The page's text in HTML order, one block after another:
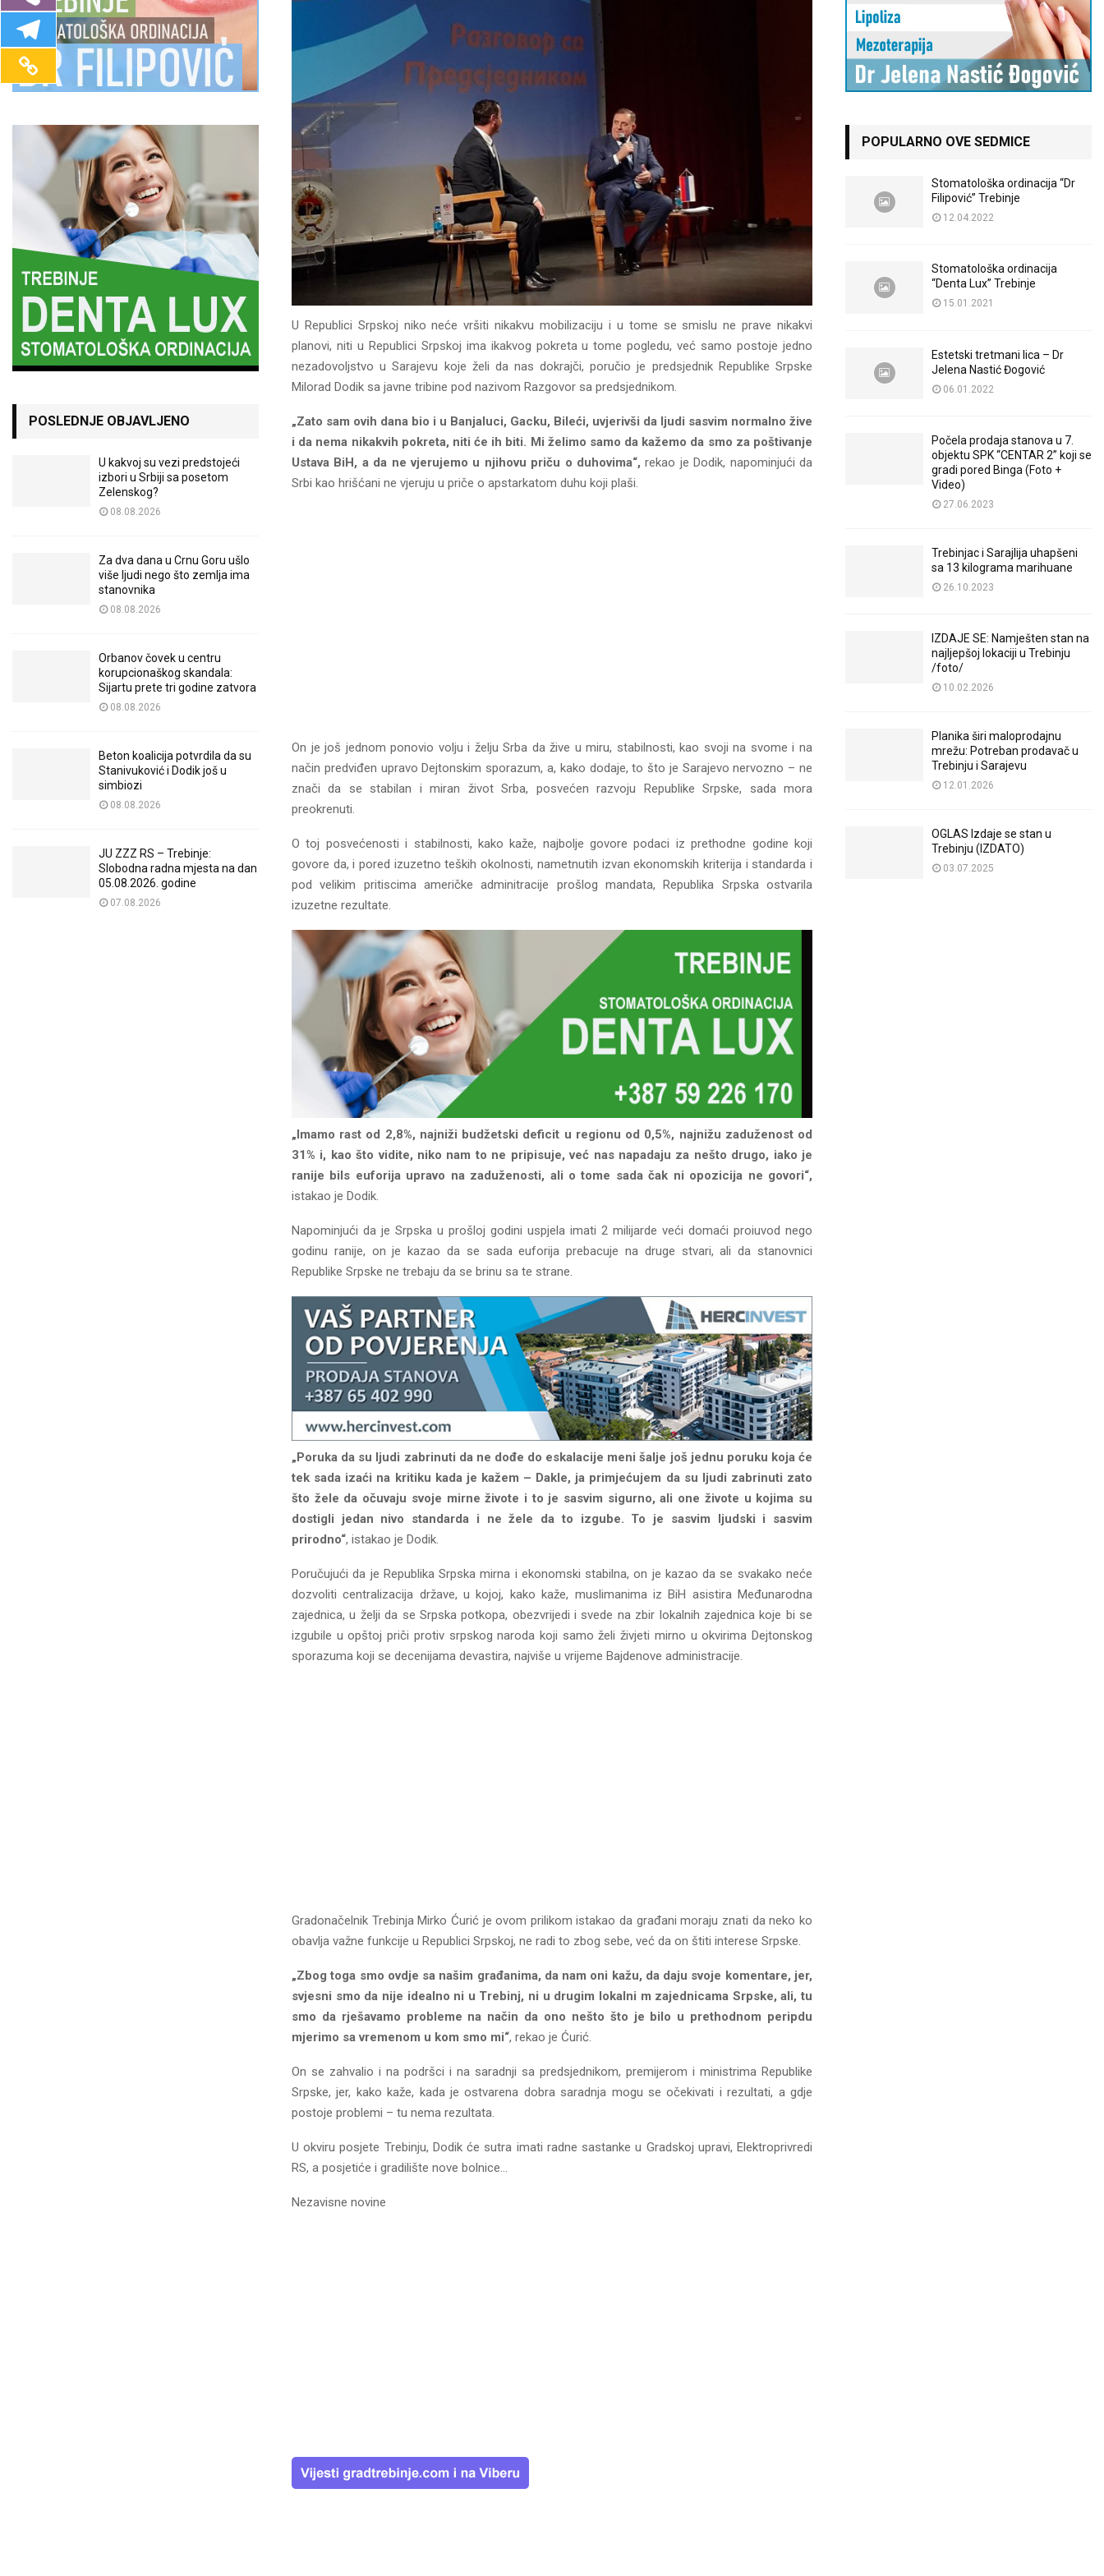
U Republici Srpskoj niko neće vršiti nikakvu mobilizaciju i u tome se smislu ne prave nikakvi
planovi, niti u Republici Srpskoj ima ikakvog pokreta u tome pogledu, već samo postoje jedno
nezadovoljstvo u Sarajevu koje želi da nas dokrajči, poručio je predsjednik Republike Srpske
Milorad Dodik sa javne tribine pod nazivom Razgovor sa predsjednikom.
„Zato sam ovih dana bio i u Banjaluci, Gacku, Bileći, uvjerivši da ljudi sasvim normalno žive
i da nema nikakvih pokreta, niti će ih biti. Mi želimo samo da kažemo da smo za poštivanje
Ustava BiH, a da ne vjerujemo u njihovu priču o duhovima“, rekao je Dodik, napominjući da
Srbi kao hrišćani ne vjeruju u priče o apstarkatom duhu koji plaši.
On je još jednom ponovio volju i želju Srba da žive u miru, stabilnosti, kao svoji na svome i na
način predviđen upravo Dejtonskim sporazum, a, kako dodaje, to što je Sarajevo nervozno – ne
znači da se stabilan i miran život Srba, posvećen razvoju Republike Srpske, sada mora
preokrenuti.
O toj posvećenosti i stabilnosti, kako kaže, najbolje govore podaci iz prethodne godine koji
govore da, i pored izuzetno teških okolnosti, nametnutih izvan ekonomskih kriterija i standarda i
pod velikim pritiscima američke adminitracije prošlog mandata, Republika Srpska ostvarila
izuzetne rezultate.
„Imamo rast od 2,8%, najniži budžetski deficit u regionu od 0,5%, najnižu zaduženost od
31% i, kao što vidite, niko nam to ne pripisuje, već nas napadaju za nešto drugo, iako je
ranije bils euforija upravo na zaduženosti, ali o tome sada čak ni opozicija ne govori“,
istakao je Dodik.
Napominjući da je Srpska u prošloj godini uspjela imati 2 milijarde veći domaći proiuvod nego
godinu ranije, on je kazao da se sada euforija prebacuje na druge stvari, ali da stanovnici
Republike Srpske ne trebaju da se brinu sa te strane.
„Poruka da su ljudi zabrinuti da ne dođe do eskalacije meni šalje još jednu poruku koja će
tek sada izaći na kritiku kada je kažem – Dakle, ja primjećujem da su ljudi zabrinuti zato
što žele da očuvaju svoje mirne živote i to je sasvim sigurno, ali one živote u kojima su
dostigli jedan nivo standarda i ne žele da to izgube. To je sasvim ljudski i sasvim
prirodno“, istakao je Dodik.
Poručujući da je Republika Srpska mirna i ekonomski stabilna, on je kazao da se svakako neće
dozvoliti centralizacija države, u kojoj, kako kaže, muslimanima iz BiH asistira Međunarodna
zajednica, u želji da se Srpska potkopa, obezvrijedi i svede na zbir lokalnih zajednica koje bi se
izgubile u opštoj priči protiv srpskog naroda koji samo želi živjeti mirno u okvirima Dejtonskog
sporazuma koji se decenijama devastira, najviše u vrijeme Bajdenove administracije.
Gradonačelnik Trebinja Mirko Ćurić je ovom prilikom istakao da građani moraju znati da neko ko
obavlja važne funkcije u Republici Srpskoj, ne radi to zbog sebe, već da on štiti interese Srpske.
„Zbog toga smo ovdje sa našim građanima, da nam oni kažu, da daju svoje komentare, jer,
svjesni smo da nije idealno ni u Trebinj, ni u drugim lokalni m zajednicama Srpske, ali, tu
smo da rješavamo probleme na način da ono nešto što je bilo u prethodnom peripdu
mjerimo sa vremenom u kom smo mi“, rekao je Ćurić.
On se zahvalio i na podršci i na saradnji sa predsjednikom, premijerom i ministrima Republike
Srpske, jer, kako kaže, kada je ostvarena dobra saradnja mogu se očekivati i rezultati, a gdje
postoje problemi – tu nema rezultata.
U okviru posjete Trebinju, Dodik će sutra imati radne sastanke u Gradskoj upravi, Elektroprivredi
RS, a posjetiće i gradilište nove bolnice…
Nezavisne novine
POSLEDNJE OBJAVLJENO
U kakvoj su vezi predstojeći
izbori u Srbiji sa posetom
Zelenskog?
08.08.2026
Za dva dana u Crnu Goru ušlo
više ljudi nego što zemlja ima
stanovnika
08.08.2026
Orbanov čovek u centru
korupcionaškog skandala:
Sijartu prete tri godine zatvora
08.08.2026
Beton koalicija potvrdila da su
Stanivuković i Dodik još u
simbiozi
08.08.2026
JU ZZZ RS – Trebinje:
Slobodna radna mjesta na dan
05.08.2026. godine
07.08.2026
POPULARNO OVE SEDMICE
Stomatološka ordinacija “Dr
Filipović” Trebinje
12.04.2022
Stomatološka ordinacija
“Denta Lux” Trebinje
15.01.2021
Estetski tretmani lica – Dr
Jelena Nastić Đogović
06.01.2022
Počela prodaja stanova u 7.
objektu SPK “CENTAR 2” koji se
gradi pored Binga (Foto +
Video)
27.06.2023
Trebinjac i Sarajlija uhapšeni
sa 13 kilograma marihuane
26.10.2023
IZDAJE SE: Namješten stan na
najljepšoj lokaciji u Trebinju
/foto/
10.02.2026
Planika širi maloprodajnu
mrežu: Potreban prodavač u
Trebinju i Sarajevu
12.01.2026
OGLAS Izdaje se stan u
Trebinju (IZDATO)
03.07.2025